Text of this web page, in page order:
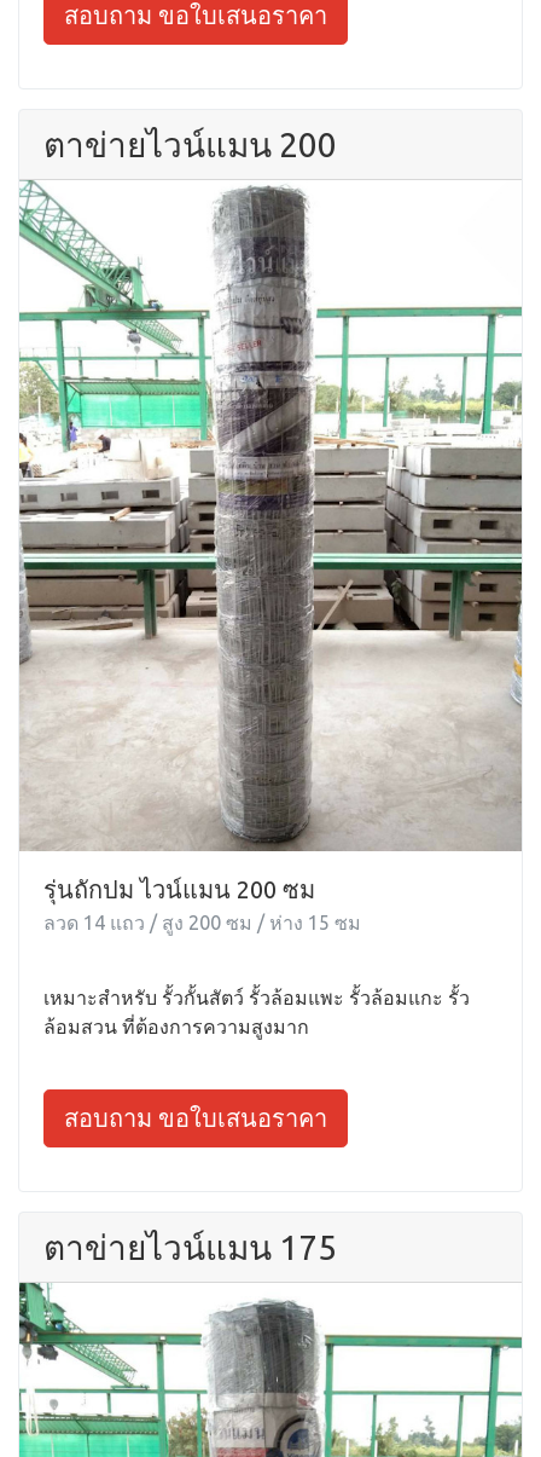
สอบถาม ขอใบเสนอราคา
ตาข่ายไวน์แมน 200
รุ่นถักปม ไวน์แมน 200 ซม
ลวด 14 แถว / สูง 200 ซม / ห่าง 15 ซม
เหมาะสำหรับ รั้วกั้นสัตว์ รั้วล้อมแพะ รั้วล้อมแกะ รั้ว
ล้อมสวน ที่ต้องการความสูงมาก
สอบถาม ขอใบเสนอราคา
ตาข่ายไวน์แมน 175